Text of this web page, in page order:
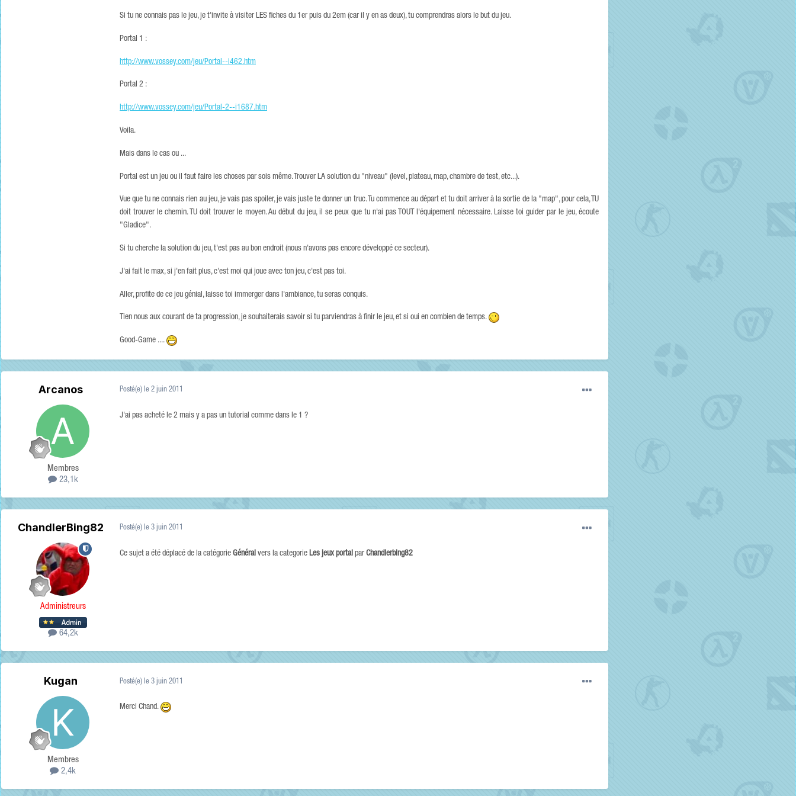
Si tu ne connais pas le jeu, je t'invite à visiter LES fiches du 1er puis du 2em (car il y en as deux), tu comprendras alors le but du jeu.
Portal 1 :
http://www.vossey.com/jeu/Portal--i462.htm
Portal 2 :
http://www.vossey.com/jeu/Portal-2--i1687.htm
Voila.
Mais dans le cas ou ...
Portal est un jeu ou il faut faire les choses par sois même. Trouver LA solution du "niveau" (level, plateau, map, chambre de test, etc...).
Vue que tu ne connais rien au jeu, je vais pas spoiler, je vais juste te donner un truc. Tu commence au départ et tu doit arriver à la sortie de la "map", pour cela, TU
doit trouver le chemin. TU doit trouver le moyen. Au début du jeu, il se peux que tu n'ai pas TOUT l'équipement nécessaire. Laisse toi guider par le jeu, écoute
"Gladice".
Si tu cherche la solution du jeu, t'est pas au bon endroit (nous n'avons pas encore développé ce secteur).
J'ai fait le max, si j'en fait plus, c'est moi qui joue avec ton jeu, c'est pas toi.
Aller, profite de ce jeu génial, laisse toi immerger dans l'ambiance, tu seras conquis.
Tien nous aux courant de ta progression, je souhaiterais savoir si tu parviendras à finir le jeu, et si oui en combien de temps.
Good-Game ....
Arcanos
Membres
23,1k
Posté(e) le 2 juin 2011
J'ai pas acheté le 2 mais y a pas un tutorial comme dans le 1 ?
ChandlerBing82
Administreurs
64,2k
Posté(e) le 3 juin 2011
Ce sujet a été déplacé de la catégorie Général vers la categorie Les jeux portal par Chandlerbing82
Kugan
Membres
2,4k
Posté(e) le 3 juin 2011
Merci Chand.